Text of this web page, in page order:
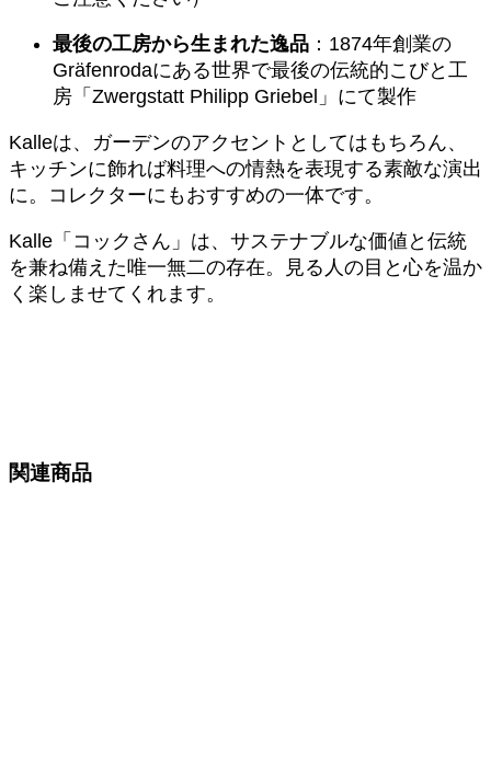
最後の工房から生まれた逸品 ：1874年創業の
Gräfenrodaにある世界で最後の伝統的こびと工
房「Zwergstatt Philipp Griebel」にて製作
Kalleは、ガーデンのアクセントとしてはもちろん、
キッチンに飾れば料理への情熱を表現する素敵な演出
に。コレクターにもおすすめの一体です。
Kalle「コックさん」は、サステナブルな価値と伝統
を兼ね備えた唯一無二の存在。見る人の目と心を温か
く楽しませてくれます。
関連商品